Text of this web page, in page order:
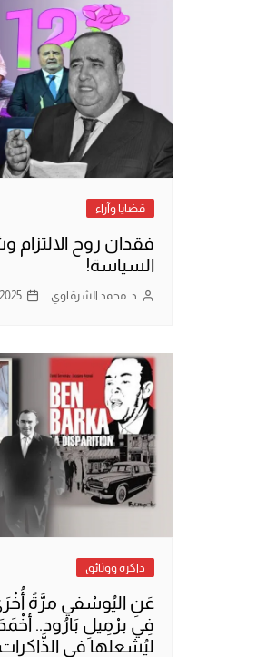
قضايا وآراء
فقدان روح
السياسة!
د. محمد الشرقاوي
ذاكرة ووثائق
عَنِ اليُوسْفي مرَّةً
فِي برْمِيلِ بَارُود..
ليُشعلها في الذَّاكرات!